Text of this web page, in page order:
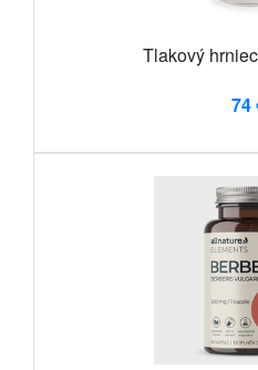
Tlakový
74